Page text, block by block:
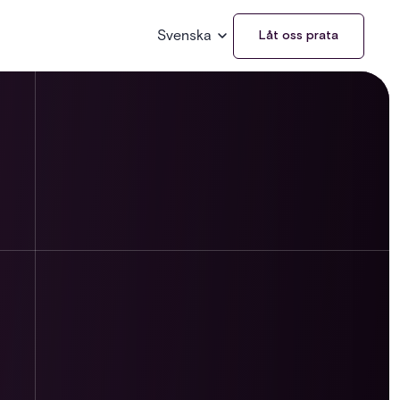
Svenska Låt oss prata